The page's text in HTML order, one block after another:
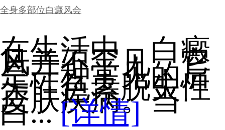
全身多部位白癜风会
在生活中，白癜
风并不罕见，它
是一种常见的后
天性色素脱失性
皮肤疾病。当
白...[详情]